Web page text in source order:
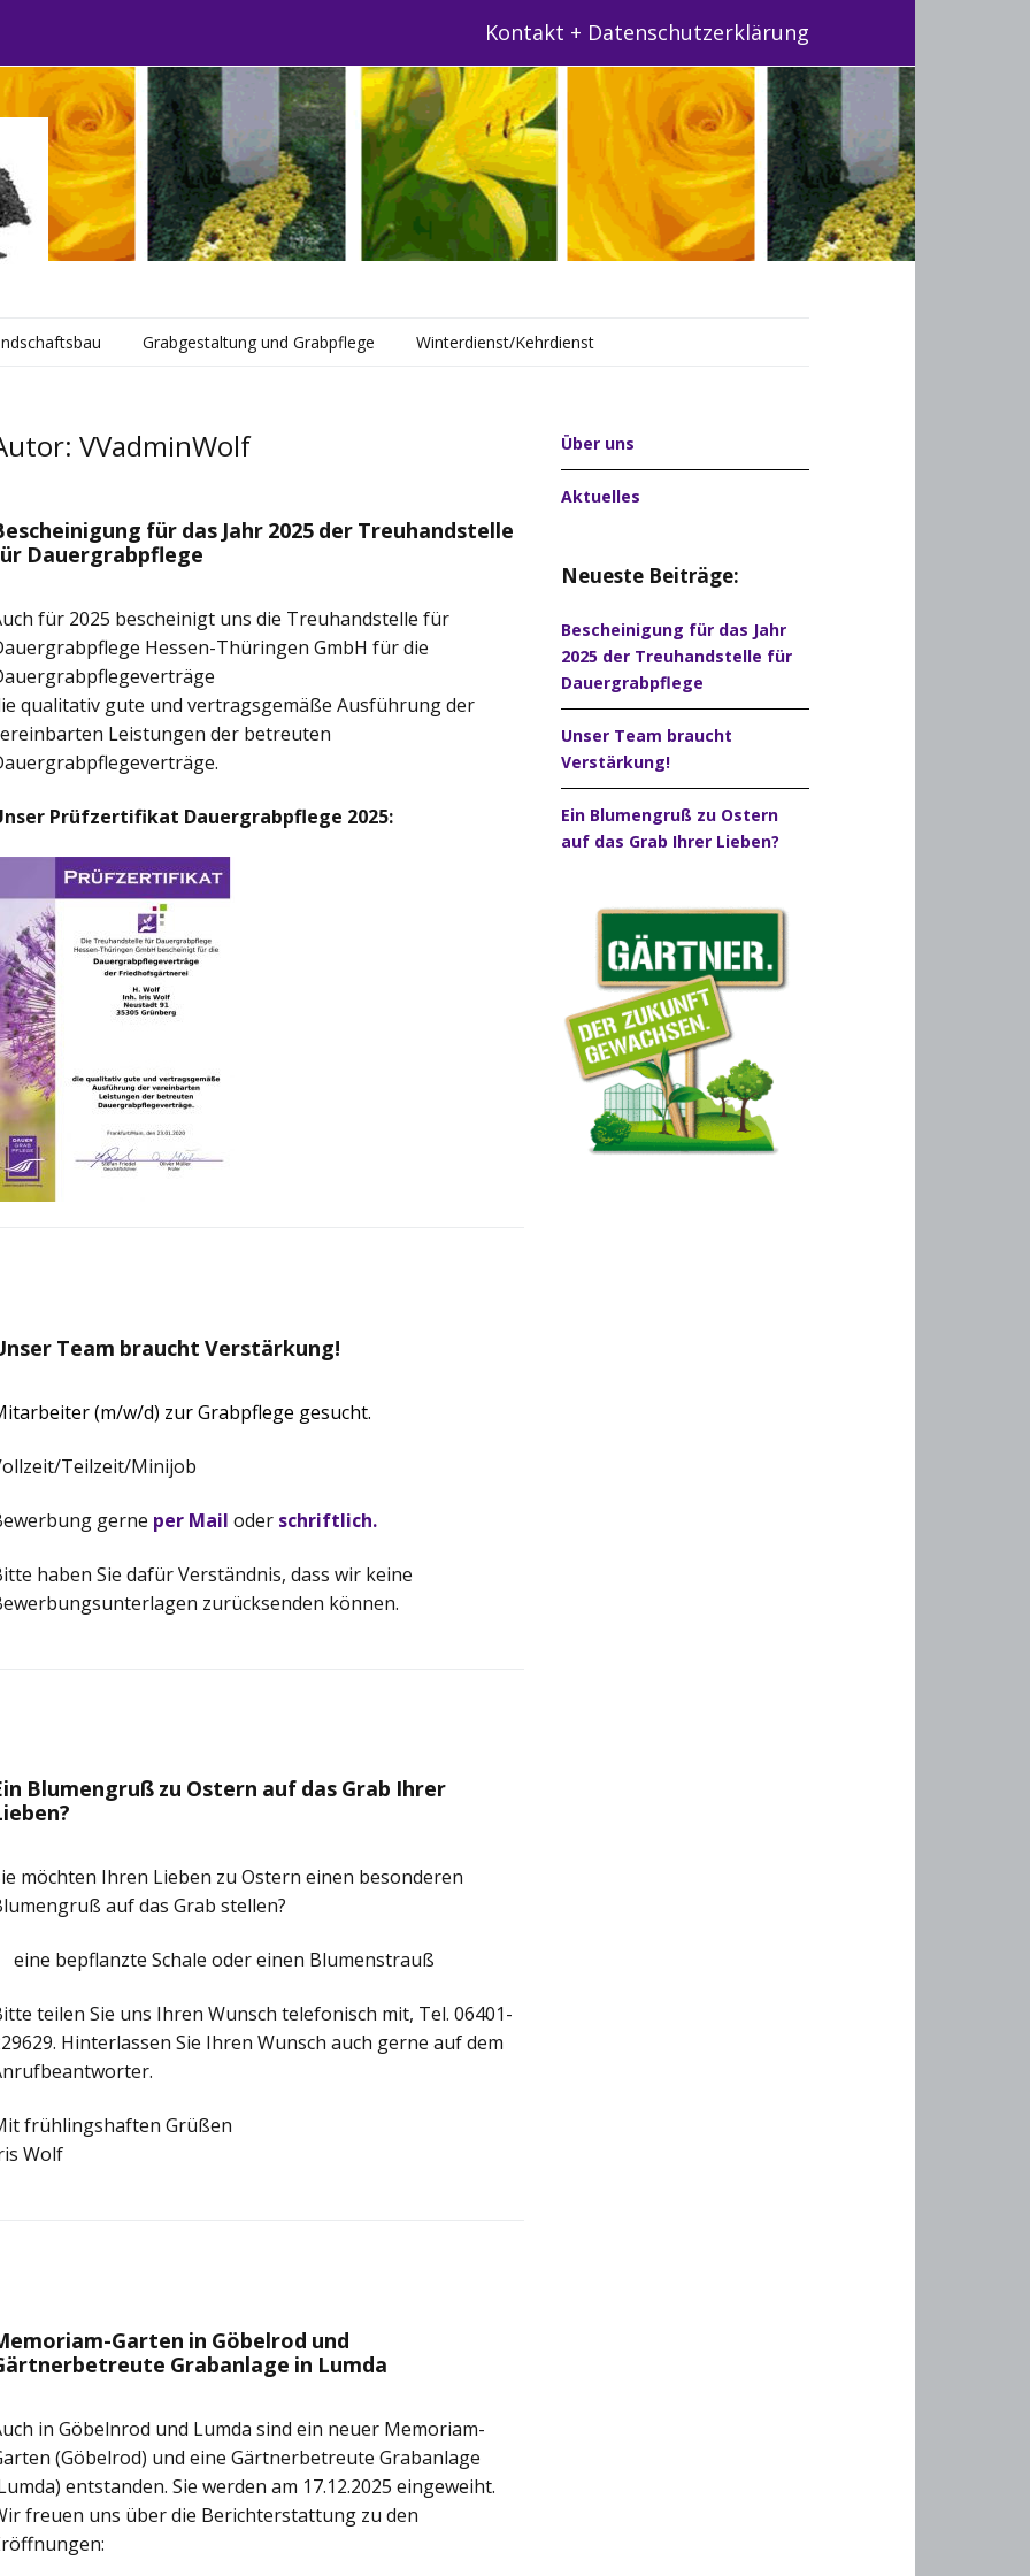
Kontakt + Datenschutzerklärung
Grabgestaltung und Grabpflege Winterdienst/Kehrdienst
VVadminWolf
für das Jahr 2025 der Treuhandstelle
Dauergrabpflege
für 2025 bescheinigt uns die Treuhandstelle für
Hessen-Thüringen GmbH für die
qualitativ gute und vertragsgemäße Ausführung der
Leistungen der betreuten
Prüfzertifikat Dauergrabpflege 2025:
Team braucht Verstärkung!
(m/w/d) zur Grabpflege gesucht.
Teilzeit/Minijob
gerne per Mail oder schriftlich.
haben Sie dafür Verständnis, dass wir keine
zurücksenden können.
Blumengruß zu Ostern auf das Grab Ihrer
möchten Ihren Lieben zu Ostern einen besonderen
auf das Grab stellen?
eine bepflanzte Schale oder einen Blumenstrauß
teilen Sie uns Ihren Wunsch telefonisch mit, Tel. 06401-
Hinterlassen Sie Ihren Wunsch auch gerne auf dem
frühlingshaften Grüßen
Wolf
Garten in Göbelrod und
Grabanlage in Lumda
in Göbelnrod und Lumda sind ein neuer Memoriam-
(Göbelrod) und eine Gärtnerbetreute Grabanlage
entstanden. Sie werden am 17.12.2025 eingeweiht.
freuen uns über die Berichterstattung zu den
Über uns
Aktuelles
Neueste Beiträge:
Bescheinigung für das Jahr
2025 der Treuhandstelle für
Dauergrabpflege
Unser Team braucht
Verstärkung!
Ein Blumengruß zu Ostern
auf das Grab Ihrer Lieben?